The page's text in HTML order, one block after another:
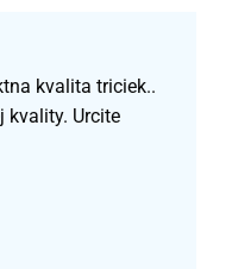
kvalita triciek..
kvality. Urcite